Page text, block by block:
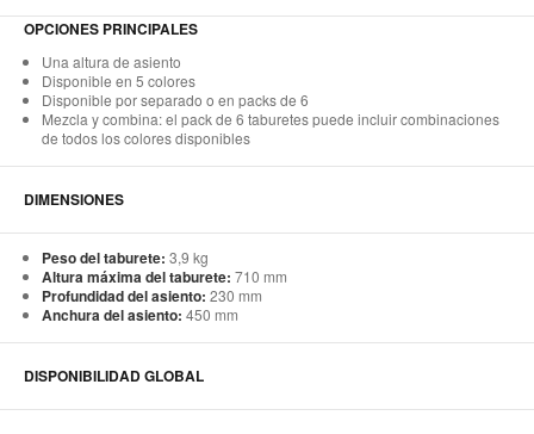
OPCIONES PRINCIPALES
Una altura de asiento
Disponible en 5 colores
Disponible por separado o en packs de 6
Mezcla y combina: el pack de 6 taburetes puede incluir combinaciones
de todos los colores disponibles
DIMENSIONES
Peso del taburete: 3,9 kg
Altura máxima del taburete: 710 mm
Profundidad del asiento: 230 mm
Anchura del asiento: 450 mm
DISPONIBILIDAD GLOBAL